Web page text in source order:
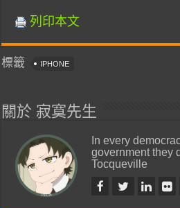
列印本文
標籤 IPHONE
關於 寂寞先生
In every
government they
Tocqueville